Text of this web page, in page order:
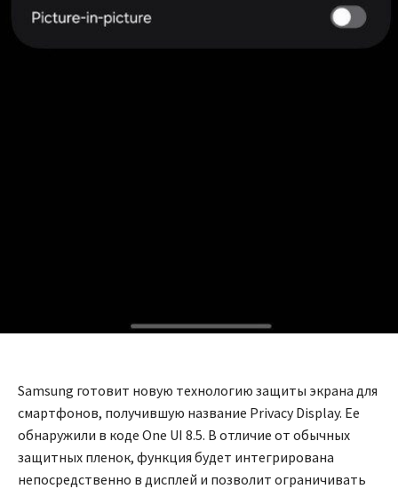
Samsung готовит новую технологию защиты экрана для
смартфонов, получившую название Privacy Display. Ее
обнаружили в коде One UI 8.5. В отличие от обычных
защитных пленок, функция будет интегрирована
непосредственно в дисплей и позволит ограничивать